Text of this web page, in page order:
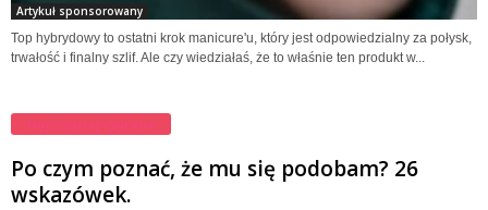
Artykuł sponsorowany
Top hybrydowy to ostatni krok manicure'u, który jest odpowiedzialny za połysk,
trwałość i finalny szlif. Ale czy wiedziałaś, że to właśnie ten produkt w...
Najczęściej czytane
Po czym poznać, że mu się podobam? 26
wskazówek.